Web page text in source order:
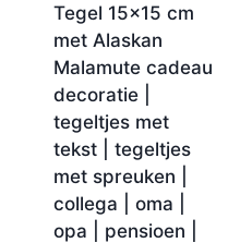
Tegel 15×15 cm
met Alaskan
Malamute cadeau
decoratie |
tegeltjes met
tekst | tegeltjes
met spreuken |
collega | oma |
opa | pensioen |